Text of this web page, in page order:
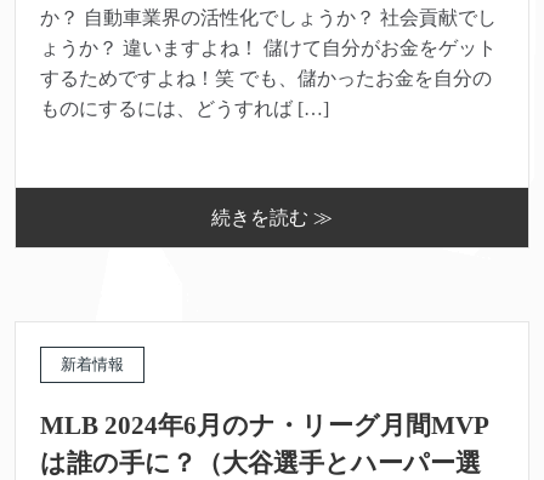
か？ 自動車業界の活性化でしょうか？ 社会貢献でし
ょうか？ 違いますよね！ 儲けて自分がお金をゲット
するためですよね！笑 でも、儲かったお金を自分の
ものにするには、どうすれば […]
続きを読む ≫
新着情報
MLB 2024年6月のナ・リーグ月間MVP
は誰の手に？（大谷選手とハーパー選